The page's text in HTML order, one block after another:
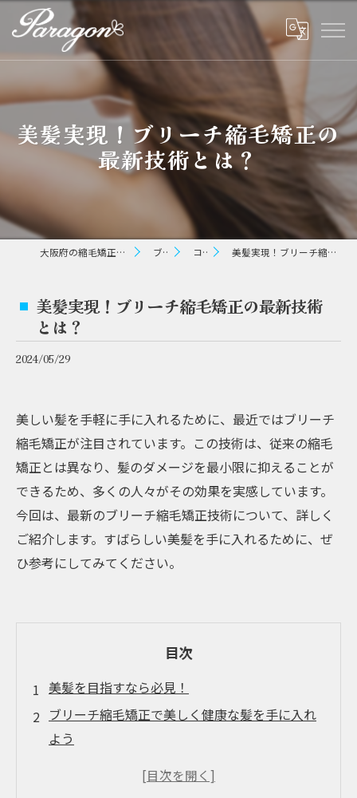
美髪実現！ブリーチ縮毛矯正の
最新技術とは？
大阪府の縮毛矯正ならパラゴン ヘアー ブログ コラム 美髪実現！ブリーチ縮毛矯正の最新技術とは？
美髪実現！ブリーチ縮毛矯正の最新技術
とは？
2024/05/29
美しい髪を手軽に手に入れるために、最近ではブリーチ
縮毛矯正が注目されています。この技術は、従来の縮毛
矯正とは異なり、髪のダメージを最小限に抑えることが
できるため、多くの人々がその効果を実感しています。
今回は、最新のブリーチ縮毛矯正技術について、詳しく
ご紹介します。すばらしい美髪を手に入れるために、ぜ
ひ参考にしてみてください。
目次
美髪を目指すなら必見！
ブリーチ縮毛矯正で美しく健康な髪を手に入れ
よう
髪のダメージを最小限に抑えたブリーチ縮毛矯